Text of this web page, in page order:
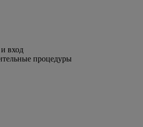
вход
процедуры